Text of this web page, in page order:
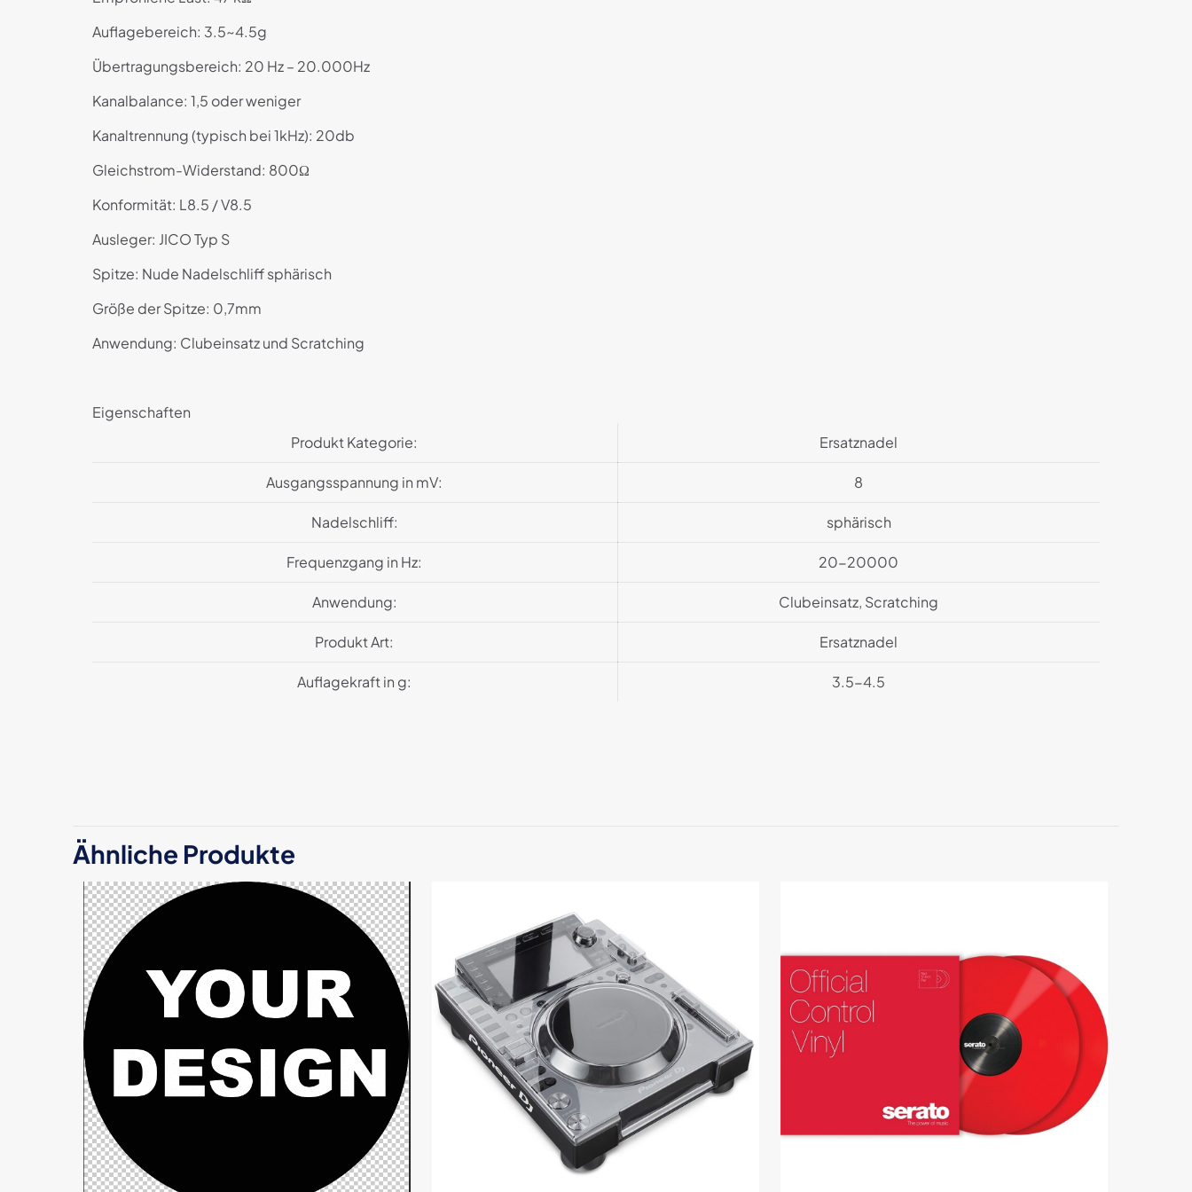
Auflagebereich: 3.5~4.5g
Übertragungsbereich: 20 Hz – 20.000Hz
Kanalbalance: 1,5 oder weniger
Kanaltrennung (typisch bei 1kHz): 20db
Gleichstrom-Widerstand: 800Ω
Konformität: L8.5 / V8.5
Ausleger: JICO Typ S
Spitze: Nude Nadelschliff sphärisch
Größe der Spitze: 0,7mm
Anwendung: Clubeinsatz und Scratching
Eigenschaften
Produkt Kategorie:
Ersatznadel
Ausgangsspannung in mV: 8
Nadelschliff: sphärisch
Frequenzgang in Hz: 20-20000
Anwendung: Clubeinsatz, Scratching
Produkt Art: Ersatznadel
Auflagekraft in g: 3.5-4.5
Ersatznadel“
Deine E-Mail-Adresse wird nicht veröffentlicht.
Deine Bewertung*
1 von
5 Sternen
2 von
5 Sternen
3 von
5 Sternen
5 Sternen
5 von
5 Sternen
Name*
Ähnliche Produkte